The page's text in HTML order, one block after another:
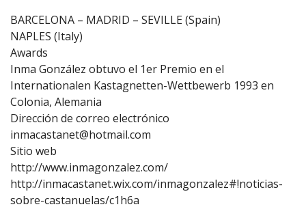
BARCELONA – MADRID – SEVILLE (Spain)
NAPLES (Italy)
Awards
Inma González obtuvo el 1er Premio en el
Internationalen Kastagnetten-Wettbewerb 1993 en
Colonia, Alemania
Dirección de correo electrónico
inmacastanet@hotmail.com
Sitio web
http://www.inmagonzalez.com/
http://inmacastanet.wix.com/inmagonzalez#!noticias-
sobre-castanuelas/c1h6a